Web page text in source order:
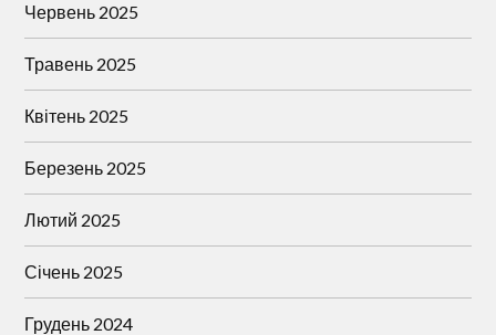
Червень 2025
Травень 2025
Квітень 2025
Березень 2025
Лютий 2025
Січень 2025
Грудень 2024